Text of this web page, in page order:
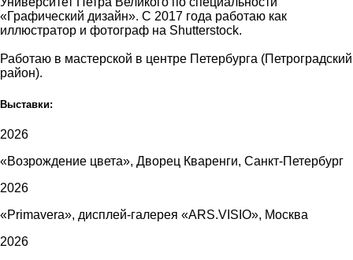
«Графический дизайн». С 2017 года работаю как
иллюстратор и фотограф на Shutterstock.
Работаю в мастерской в центре Петербурга (Петроградский
район).
Выставки:
2026
«Возрождение цвета», Дворец Кваренги, Санкт-Петербург
2026
«Primavera», дисплей-галерея «ARS.VISIO», Москва
2026